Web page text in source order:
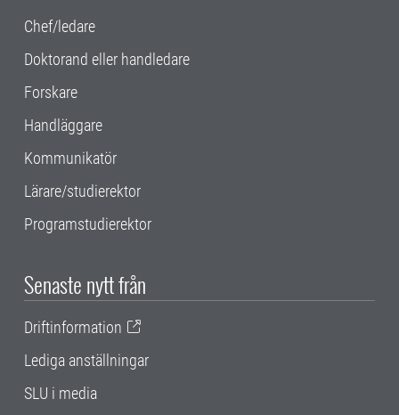
Chef/ledare
Doktorand eller handledare
Forskare
Handläggare
Kommunikatör
Lärare/studierektor
Programstudierektor
Senaste nytt från
Driftinformation
Lediga anställningar
SLU i media